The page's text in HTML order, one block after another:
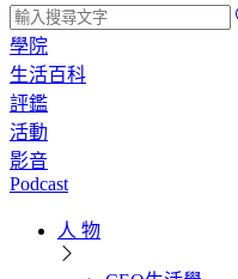
學院
生活百科
評鑑
活動
影音
Podcast
人 物